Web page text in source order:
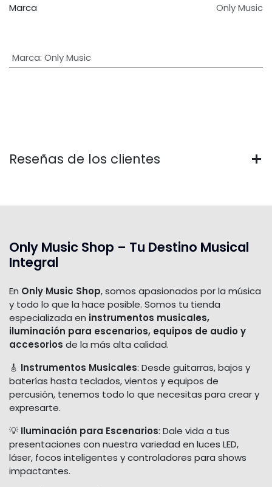
Marca Only Music
Marca: Only Music
Reseñas de los clientes
Only Music Shop – Tu Destino Musical
Integral
En Only Music Shop, somos apasionados por la música
y todo lo que la hace posible. Somos tu tienda
especializada en instrumentos musicales,
iluminación para escenarios, equipos de audio y
accesorios de la más alta calidad.
🎸 Instrumentos Musicales: Desde guitarras, bajos y
baterías hasta teclados, vientos y equipos de
percusión, tenemos todo lo que necesitas para crear y
expresarte.
💡 Iluminación para Escenarios: Dale vida a tus
presentaciones con nuestra variedad en luces LED,
láser, focos inteligentes y controladores para shows
impactantes.